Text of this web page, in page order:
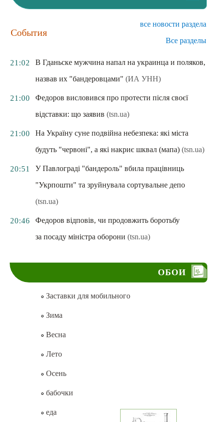
События
все новости раздела
Все разделы
21:02
В Гданьске мужчина напал на украинца и поляков,
назвав их "бандеровцами" (ИА УНН)
21:00
Федоров висловився про протести після своєї
відставки: що заявив (tsn.ua)
21:00
На Україну суне подвійна небезпека: які міста
будуть "червоні", а які накриє шквал (мапа) (tsn.ua)
20:51
У Павлограді "бандероль" вбила працівниць
"Укрпошти" та зруйнувала сортувальне депо
(tsn.ua)
20:46
Федоров відповів, чи продовжить боротьбу
за посаду міністра оборони (tsn.ua)
ОБОИ
Заставки для мобильного
Зима
Весна
Лето
Осень
бабочки
еда